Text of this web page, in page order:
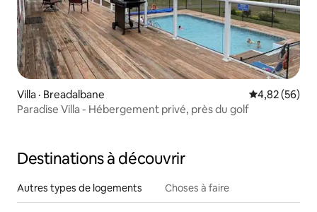
Villa · Breadalbane Note
4,82 (56)
Paradise Villa - Hébergement privé, près du golf
Destinations à découvrir
Autres types de logements Choses à faire